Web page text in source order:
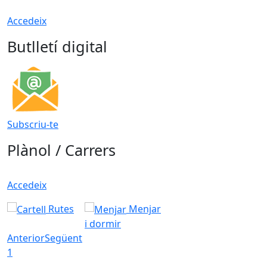
Accedeix
Butlletí digital
Subscriu-te
Plànol / Carrers
Accedeix
Rutes
Menjar
i dormir
AnteriorSegüent
1